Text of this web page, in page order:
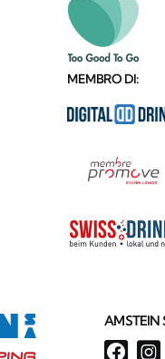
MEMBRO DI:
AMSTEIN